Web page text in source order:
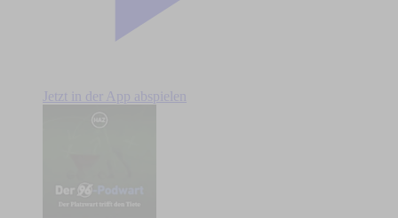
Jetzt in der App abspielen